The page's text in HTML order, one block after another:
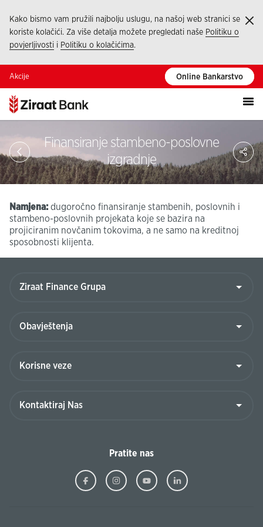
Kako bismo vam pružili najbolju uslugu, na našoj web stranici se
koriste kolačići. Za više detalja možete pregledati naše Politiku o
povjerljivosti i Politiku o kolačićima.
Akcije Online Bankarstvo
Finansiranje stambeno-poslovne
izgradnje
Namjena: dugoročno finansiranje stambenih, poslovnih i
stambeno-poslovnih projekata koje se bazira na
projiciranim novčanim tokovima, a ne samo na kreditnoj
sposobnosti klijenta.
Pratite nas